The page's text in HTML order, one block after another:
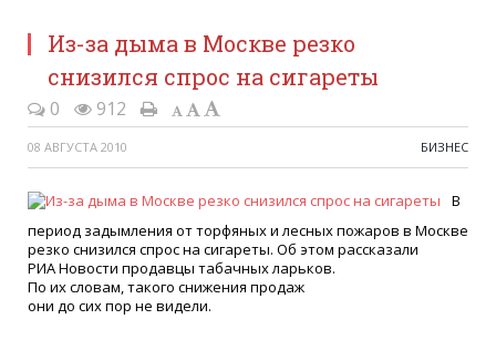
Из-за дыма в Москве резко
снизился спрос на сигареты
0 912
08 АВГУСТА 2010 БИЗНЕС
В
период задымления от торфяных и лесных пожаров в Москве
резко снизился спрос на сигареты. Об этом рассказали
РИА Новости продавцы табачных ларьков.
По их словам, такого снижения продаж
они до сих пор не видели.